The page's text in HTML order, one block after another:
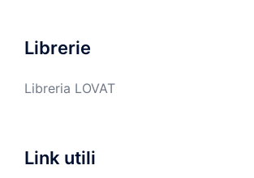
Librerie
Libreria LOVAT
Link utili